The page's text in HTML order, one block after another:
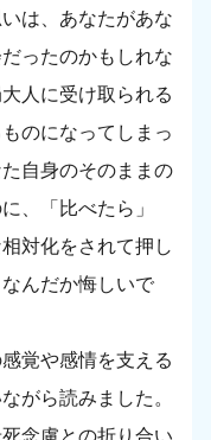
は、あなたがあな
ったのかもしれな
人に受け取られる
のになってしまっ
自身のそのままの
、「比べたら」
対化をされて押し
んだか悔しいで
覚や感情を支える
がら読みました。